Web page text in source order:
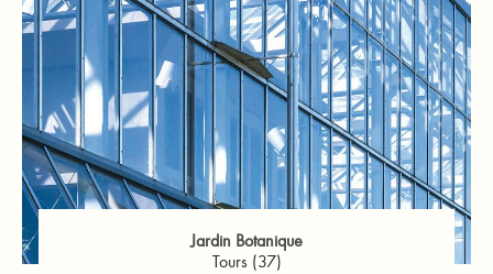
Jardin Botanique
Tours (37)